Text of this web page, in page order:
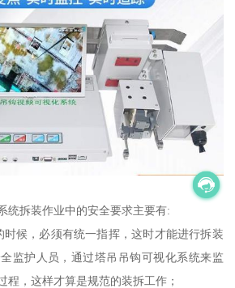
统拆装作业中的安全要求主要有:
时候，必须有统一指挥，这时才能进行拆装
监护人员，通过塔吊吊钩可视化系统来监
程，这样才算是规范的装拆工作；